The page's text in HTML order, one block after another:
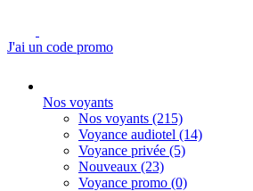
J'ai un code promo
Nos voyants
Nos voyants (215)
Voyance audiotel (14)
Voyance privée (5)
Nouveaux (23)
Voyance promo (0)